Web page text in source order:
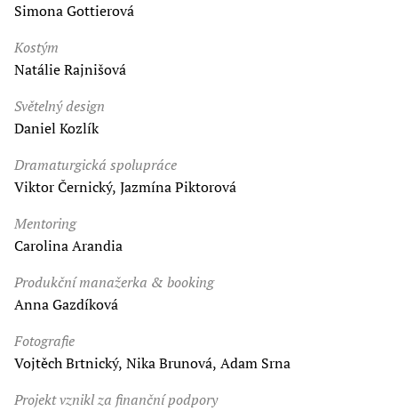
Simona Gottierová
Kostým
Natálie Rajnišová
Světelný design
Daniel Kozlík
Dramaturgická spolupráce
Viktor Černický, Jazmína Piktorová
Mentoring
Carolina Arandia
Produkční manažerka & booking
Anna Gazdíková
Fotografie
Vojtěch Brtnický, Nika Brunová, Adam Srna
Projekt vznikl za finanční podpory